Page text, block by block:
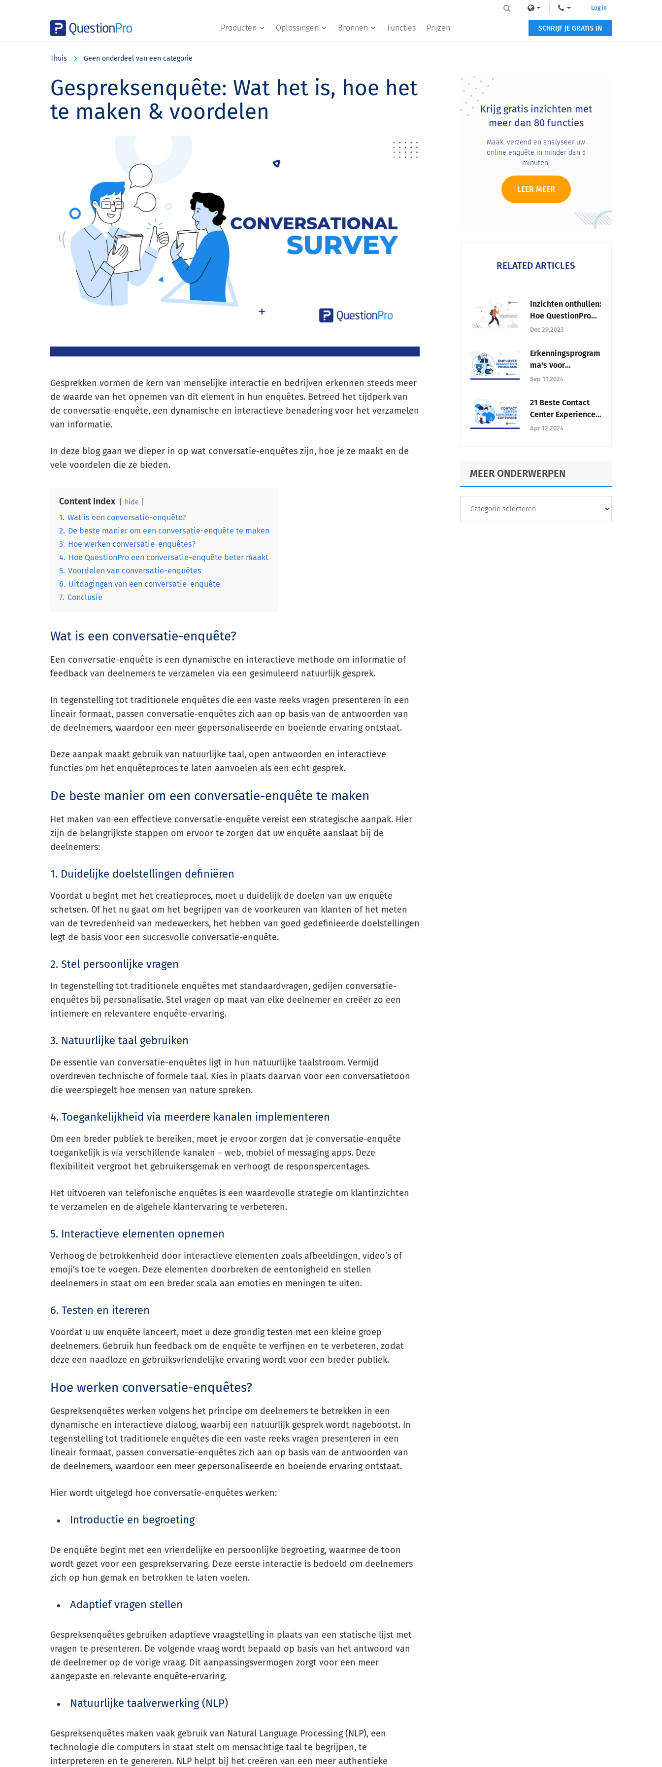
Producten Oplossingen Bronnen Functies Prijzen
Log in
SCHRIJF JE GRATIS IN
Thuis Geen onderdeel van een categorie
Gespreksenquête: Wat het is, hoe het
te maken & voordelen
Gesprekken vormen de kern van menselijke interactie en bedrijven erkennen steeds meer
de waarde van het opnemen van dit element in hun enquêtes. Betreed het tijdperk van
de conversatie-enquête, een dynamische en interactieve benadering voor het verzamelen
van informatie.
In deze blog gaan we dieper in op wat conversatie-enquêtes zijn, hoe je ze maakt en de
vele voordelen die ze bieden.
Content Index hide
1. Wat is een conversatie-enquête?
2. De beste manier om een conversatie-enquête te maken
3. Hoe werken conversatie-enquêtes?
4. Hoe QuestionPro een conversatie-enquête beter maakt
5. Voordelen van conversatie-enquêtes
6. Uitdagingen van een conversatie-enquête
7. Conclusie
Wat is een conversatie-enquête?
Een conversatie-enquête is een dynamische en interactieve methode om informatie of
feedback van deelnemers te verzamelen via een gesimuleerd natuurlijk gesprek.
In tegenstelling tot traditionele enquêtes die een vaste reeks vragen presenteren in een
lineair formaat, passen conversatie-enquêtes zich aan op basis van de antwoorden van
de deelnemers, waardoor een meer gepersonaliseerde en boeiende ervaring ontstaat.
Deze aanpak maakt gebruik van natuurlijke taal, open antwoorden en interactieve
functies om het enquêteproces te laten aanvoelen als een echt gesprek.
De beste manier om een conversatie-enquête te maken
Het maken van een effectieve conversatie-enquête vereist een strategische aanpak. Hier
zijn de belangrijkste stappen om ervoor te zorgen dat uw enquête aanslaat bij de
deelnemers:
1. Duidelijke doelstellingen definiëren
Voordat u begint met het creatieproces, moet u duidelijk de doelen van uw enquête
schetsen. Of het nu gaat om het begrijpen van de voorkeuren van klanten of het meten
van de tevredenheid van medewerkers, het hebben van goed gedefinieerde doelstellingen
legt de basis voor een succesvolle conversatie-enquête.
2. Stel persoonlijke vragen
In tegenstelling tot traditionele enquêtes met standaardvragen, gedijen conversatie-
enquêtes bij personalisatie. Stel vragen op maat van elke deelnemer en creëer zo een
intiemere en relevantere enquête-ervaring.
3. Natuurlijke taal gebruiken
De essentie van conversatie-enquêtes ligt in hun natuurlijke taalstroom. Vermijd
overdreven technische of formele taal. Kies in plaats daarvan voor een conversatietoon
die weerspiegelt hoe mensen van nature spreken.
4. Toegankelijkheid via meerdere kanalen implementeren
Om een breder publiek te bereiken, moet je ervoor zorgen dat je conversatie-enquête
toegankelijk is via verschillende kanalen – web, mobiel of messaging apps. Deze
flexibiliteit vergroot het gebruikersgemak en verhoogt de responspercentages.
Het uitvoeren van telefonische enquêtes is een waardevolle strategie om klantinzichten
te verzamelen en de algehele klantervaring te verbeteren.
5. Interactieve elementen opnemen
Verhoog de betrokkenheid door interactieve elementen zoals afbeeldingen, video’s of
emoji’s toe te voegen. Deze elementen doorbreken de eentonigheid en stellen
deelnemers in staat om een breder scala aan emoties en meningen te uiten.
6. Testen en itereren
Voordat u uw enquête lanceert, moet u deze grondig testen met een kleine groep
deelnemers. Gebruik hun feedback om de enquête te verfijnen en te verbeteren, zodat
deze een naadloze en gebruiksvriendelijke ervaring wordt voor een breder publiek.
Hoe werken conversatie-enquêtes?
Gespreksenquêtes werken volgens het principe om deelnemers te betrekken in een
dynamische en interactieve dialoog, waarbij een natuurlijk gesprek wordt nagebootst. In
tegenstelling tot traditionele enquêtes die een vaste reeks vragen presenteren in een
lineair formaat, passen conversatie-enquêtes zich aan op basis van de antwoorden van
de deelnemers, waardoor een meer gepersonaliseerde en boeiende ervaring ontstaat.
Hier wordt uitgelegd hoe conversatie-enquêtes werken:
Introductie en begroeting
De enquête begint met een vriendelijke en persoonlijke begroeting, waarmee de toon
wordt gezet voor een gesprekservaring. Deze eerste interactie is bedoeld om deelnemers
zich op hun gemak en betrokken te laten voelen.
Adaptief vragen stellen
Gespreksenquêtes gebruiken adaptieve vraagstelling in plaats van een statische lijst met
vragen te presenteren. De volgende vraag wordt bepaald op basis van het antwoord van
de deelnemer op de vorige vraag. Dit aanpassingsvermogen zorgt voor een meer
aangepaste en relevante enquête-ervaring.
Natuurlijke taalverwerking (NLP)
Gespreksenquêtes maken vaak gebruik van Natural Language Processing (NLP), een
technologie die computers in staat stelt om mensachtige taal te begrijpen, te
interpreteren en te genereren. NLP helpt bij het creëren van een meer authentieke
Primary
Sidebar
Krijg gratis inzichten met
meer dan 80 functies
Maak, verzend en analyseer uw
online enquête in minder dan 5
minuten!
LEER MEER
RELATED ARTICLES
Inzichten onthullen:
Hoe QuestionPro
CX de reis van de
Dec 29,2023
Erkenningsprogram
ma's voor
werknemers: Een
Sep 11,2024
21 Beste Contact
Center Experience
Software in 2025
Apr 12,2024
MEER ONDERWERPEN
ONDERWERPEN